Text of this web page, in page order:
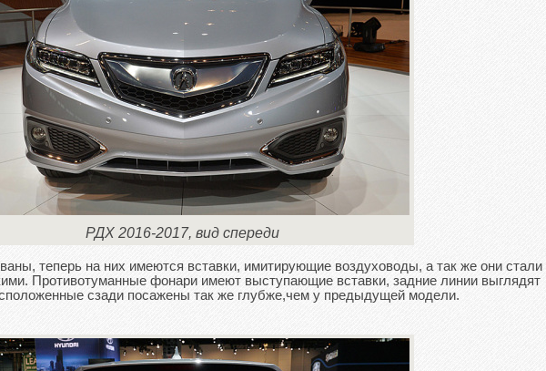
РДХ 2016-2017, вид спереди
теперь на них имеются вставки, имитирующие воздуховоды, а так же они стали
Противотуманные фонари имеют выступающие вставки, задние линии выглядят
сзади посажены так же глубже,чем у предыдущей модели.